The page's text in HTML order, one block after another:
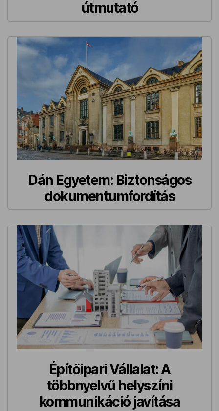
útmutató
Dán Egyetem: Biztonságos
dokumentumfordítás
Építőipari Vállalat: A
többnyelvű helyszíni
kommunikáció javítása